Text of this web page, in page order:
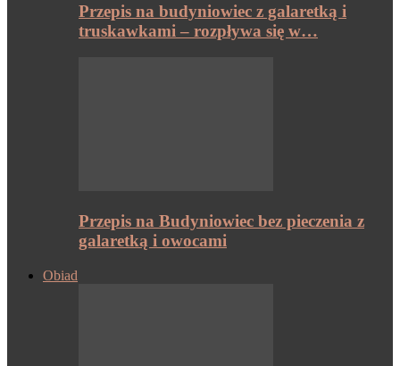
Przepis na budyniowiec z galaretką i
truskawkami – rozpływa się w…
Przepis na Budyniowiec bez pieczenia z
galaretką i owocami
Obiad